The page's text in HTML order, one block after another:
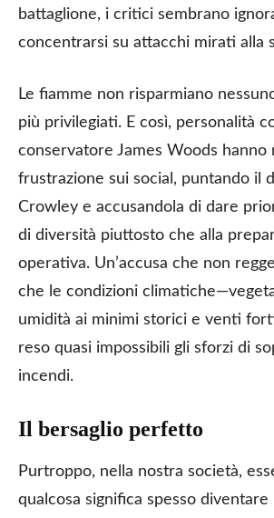
battaglione, i critici sembrano
concentrarsi su attacchi mirati alla
Le fiamme non risparmiano
più privilegiati. E così, personalità
conservatore James Woods hanno
frustrazione sui social, puntando il
Crowley e accusandola di dare
di diversità piuttosto che alla
operativa. Un’accusa che non
che le condizioni
umidità ai minimi storici e venti
reso quasi impossibili gli sforzi di
incendi.
Il bersaglio perfetto
Purtroppo, nella nostra società,
qualcosa significa spesso